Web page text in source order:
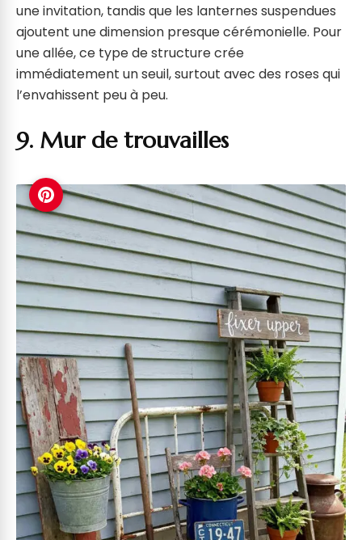
une invitation, tandis que les lanternes suspendues
ajoutent une dimension presque cérémonielle. Pour
une allée, ce type de structure crée
immédiatement un seuil, surtout avec des roses qui
l’envahissent peu à peu.
9. Mur de trouvailles